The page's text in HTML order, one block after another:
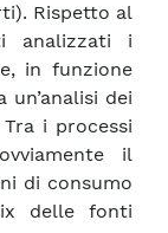
Rispetto al
analizzati i
in funzione
dei
i processi
il
di consumo
delle fonti